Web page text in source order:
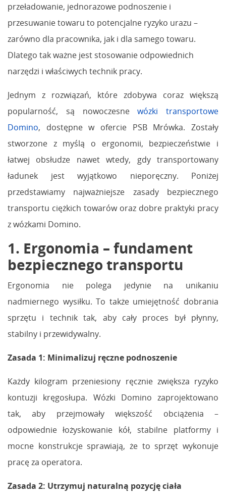
przeładowanie, jednorazowe podnoszenie i
przesuwanie towaru to potencjalne ryzyko urazu –
zarówno dla pracownika, jak i dla samego towaru.
Dlatego tak ważne jest stosowanie odpowiednich
narzędzi i właściwych technik pracy.
Jednym z rozwiązań, które zdobywa coraz większą
popularność, są nowoczesnewózki transportowe
Domino, dostępne w ofercie PSB Mrówka. Zostały
stworzone z myślą o ergonomii, bezpieczeństwie i
łatwej obsłudze nawet wtedy, gdy transportowany
ładunek jest wyjątkowo nieporęczny. Poniżej
przedstawiamy najważniejsze zasady bezpiecznego
transportu ciężkich towarów oraz dobre praktyki pracy
z wózkami Domino.
1. Ergonomia – fundament
bezpiecznego transportu
Ergonomia nie polega jedynie na unikaniu
nadmiernego wysiłku. To także umiejętność dobrania
sprzętu i technik tak, aby cały proces był płynny,
stabilny i przewidywalny.
Zasada 1: Minimalizuj ręczne podnoszenie
Każdy kilogram przeniesiony ręcznie zwiększa ryzyko
kontuzji kręgosłupa. Wózki Domino zaprojektowano
tak, aby przejmowały większość obciążenia –
odpowiednie łożyskowanie kół, stabilne platformy i
mocne konstrukcje sprawiają, że to sprzęt wykonuje
pracę za operatora.
Zasada 2: Utrzymuj naturalną pozycję ciała